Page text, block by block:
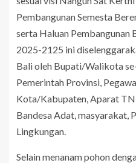
Pembangunan Semesta
serta Haluan Pembangunan
2025-2125 ini
Bali oleh Bupati/Walikota
Pemerintah Provinsi,
Kota/Kabupaten, Aparat
Bandesa Adat, masyarakat,
Lingkungan.
Selain menanam pohon